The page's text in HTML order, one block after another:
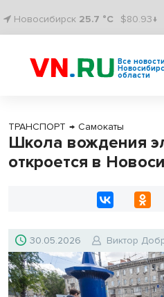
Новосибирск 25.7 °C $80.93↓
Все
области
ТРАНСПОРТ → Самокаты
Школа вождения
откроется в
30.05.2026 Виктор